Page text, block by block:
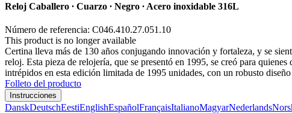
Reloj Caballero ∙ Cuarzo ∙ Negro ∙ Acero inoxidable 316L
Número de referencia: C046.410.27.051.10
This product is no longer available
Certina lleva más de 130 años conjugando innovación y fortaleza, y se
reloj. Esta pieza de relojería, que se presentó en 1995, se creó para
intrépidos en esta edición limitada de 1995 unidades, con un robusto
Folleto del producto
Instrucciones
DanskDeutschEestiEnglishEspañolFrançaisItalianoMagyarNederlands